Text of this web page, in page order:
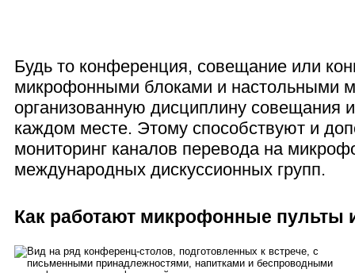
Будь то конференция, совещание или
микрофонными блоками и настольными
организованную дисциплину совещания
каждом месте. Этому способствуют и
мониторинг каналов перевода на
международных дискуссионных групп.
Как работают микрофонные пульты